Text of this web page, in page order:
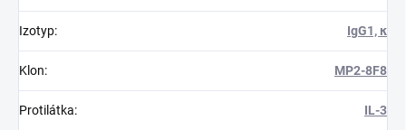
Izotyp: IgG1, κ
Klon: MP2-8F8
Protilátka: IL-3